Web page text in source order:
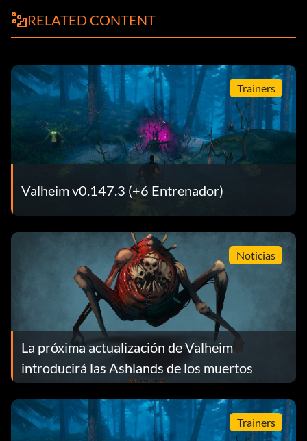
RELATED CONTENT
Trainers
Valheim v0.147.3 (+6 Entrenador)
Noticias
La próxima actualización de Valheim
introducirá las Ashlands de los muertos
Trainers